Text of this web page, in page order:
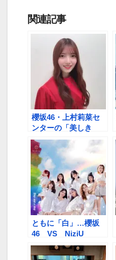
関連記事
櫻坂46・上村莉菜セ
ンターの「美しき
Nervous」鬼リピ中
ともに「白」…櫻坂
46 VS NiziU